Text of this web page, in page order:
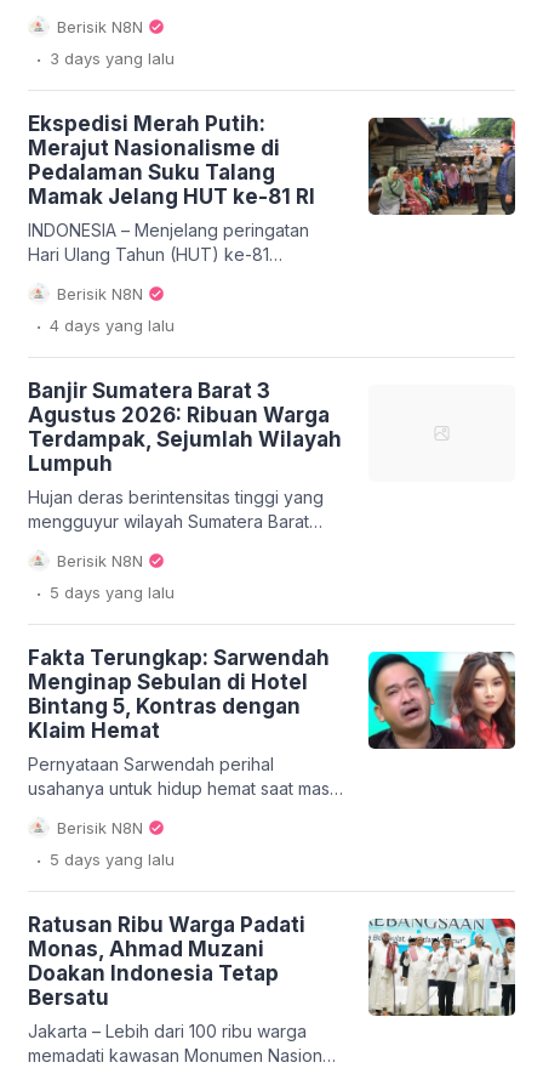
industri chip China. Pemerintah China
baru-baru ini mengeluarkan revisi
peraturan pembuatan chip, sebuah
serangkaian pembatasan yang
diberlakukan oleh Amerika Serikat.
Langkah ini menegaskan komitmen
China untuk mencapai kemandirian
teknologi dan mengurangi
ketergantungan pada pasokan asing,
khususnya dari AS. […]
Berisik N8N
. 3 days yang lalu
Ekspedisi Merah Putih:
Merajut Nasionalisme di
Pedalaman Suku Talang
Mamak Jelang HUT ke-81 RI
INDONESIA – Menjelang peringatan
Hari Ulang Tahun (HUT) ke-81
Kemerdekaan Republik Indonesia,
semangat kebangsaan terus
digaungkan hingga pelosok negeri.
menyasar Dusun Nunusan, Desa Rantau
Langsat, Indragiri Hulu (Inhu). Tim
ekspedisi ini memiliki misi penting:
merajut nasionalisme dari pedalaman,
khususnya di tengah masyarakat adat
Suku Talang […]
Berisik N8N
. 4 days yang lalu
Banjir Sumatera Barat 3
Agustus 2026: Ribuan Warga
Terdampak, Sejumlah Wilayah
Lumpuh
Hujan deras berintensitas tinggi yang
mengguyur wilayah Sumatera Barat
sejak Minggu malam, 2 Agustus 2026,
memicu terjadinya banjir bandang dan
longsor di beberapa kabupaten dan
warga harus mengungsi, sejumlah
infrastruktur vital lumpuh, dan kerugian
material yang signifikan. Pemerintah
daerah bersama tim gabungan
penanggulangan bencana […]
Berisik N8N
. 5 days yang lalu
Fakta Terungkap: Sarwendah
Menginap Sebulan di Hotel
Bintang 5, Kontras dengan
Klaim Hemat
Pernyataan Sarwendah perihal
usahanya untuk hidup hemat saat masih
berstatus istri Ruben Onsu kembali
menjadi perbincangan hangat di
tengah konflik pasca perceraian
Onsu yang menyebutkan bahwa
Sarwendah menginap hotel bintang 5
selama satu bulan. Informasi ini sontak
menimbulkan pertanyaan mengenai
konsistensi klaim hidup hemat yang
selama […]
Berisik N8N
. 5 days yang lalu
Ratusan Ribu Warga Padati
Monas, Ahmad Muzani
Doakan Indonesia Tetap
Bersatu
Jakarta – Lebih dari 100 ribu warga
memadati kawasan Monumen Nasional